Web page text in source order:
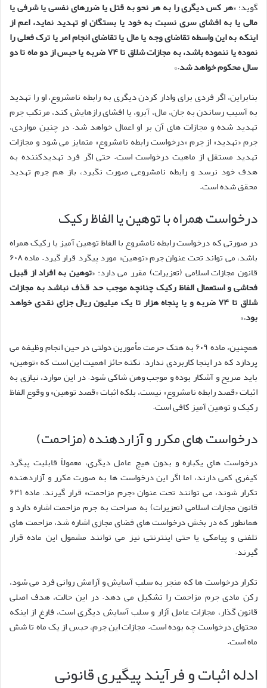
گوید: «هر کس دیگری را به هر نحو به قتل یا ضررهای نفسی یا شرفی یا
مالی یا به افشای سری نسبت به خود یا بستگان او تهدید نماید، اعم از
اینکه به این واسطه تقاضای وجه یا مال یا تقاضای انجام امر یا ترک فعلی را
نموده یا ننموده باشد، به مجازات شلاق تا ۷۴ ضربه یا حبس از دو ماه تا دو
سال محکوم خواهد شد.»
بنابراین، اگر فردی برای وادار کردن دیگری به رابطه نامشروع، او را تهدید
به آسیب رساندن به جان، مال، آبرو، یا افشای رازهایش کند، مرتکب جرم
تهدید شده و مجازات های آن بر او اعمال خواهد شد. در چنین مواردی،
جرم «تهدید» از جرم «درخواست رابطه نامشروع» متمایز می شود و مجازات
تهدید مستقل از ماهیت درخواست است. حتی اگر فرد تهدیدکننده به
هدف خود نرسد و رابطه نامشروعی صورت نگیرد، باز هم جرم تهدید
محقق شده است.
درخواست همراه با توهین یا الفاظ رکیک
در صورتی که درخواست رابطه نامشروع با الفاظ توهین آمیز یا رکیک همراه
باشد، می تواند تحت عنوان جرم «توهین» مورد پیگرد قرار گیرد. ماده ۶۰۸
قانون مجازات اسلامی (تعزیرات) مقرر می دارد: «توهین به افراد از قبیل
فحاشی و استعمال الفاظ رکیک چنانچه موجب حد قذف نباشد به مجازات
شلاق تا ۷۴ ضربه و یا پنجاه هزار تا یک میلیون ریال جزای نقدی خواهد
بود.»
همچنین، ماده ۶۰۹ به هتک حرمت مأمورین دولتی در حین انجام وظیفه می
پردازد که در اینجا کاربردی ندارد. نکته حائز اهمیت این است که «توهین»
باید صریح و آشکار بوده و موجب وهن شاکی شود. در این موارد، نیازی به
اثبات «قصد رابطه نامشروع» نیست، بلکه اثبات «قصد توهین» و وقوع الفاظ
رکیک و توهین آمیز کافی است.
درخواست های مکرر و آزاردهنده (مزاحمت)
درخواست های یکباره و بدون هیچ عامل دیگری، معمولاً قابلیت پیگرد
کیفری کمی دارند، اما اگر این درخواست ها به صورت مکرر و آزاردهنده
تکرار شوند، می توانند تحت عنوان «جرم مزاحمت» قرار گیرند. ماده ۶۴۱
قانون مجازات اسلامی (تعزیرات) به صراحت به جرم مزاحمت اشاره دارد و
همانطور که در بخش درخواست های فضای مجازی اشاره شد، مزاحمت های
تلفنی و پیامکی یا حتی اینترنتی نیز می توانند مشمول این ماده قرار
گیرند.
تکرار درخواست ها که منجر به سلب آسایش و آرامش روانی فرد می شود،
رکن مادی جرم مزاحمت را تشکیل می دهد. در این حالت، هدف اصلی
قانون گذار، مجازات عامل آزار و سلب آسایش دیگری است، فارغ از اینکه
محتوای درخواست چه بوده است. مجازات این جرم، حبس از یک ماه تا شش
ماه است.
ادله اثبات و فرآیند پیگیری قانونی